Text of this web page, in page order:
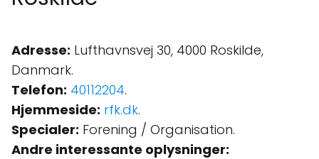
Adresse: Lufthavnsvej 30, 4000 Roskilde,
Danmark.
Telefon: 40112204.
Hjemmeside: rfk.dk.
Specialer: Forening / Organisation.
Andre interessante oplysninger: